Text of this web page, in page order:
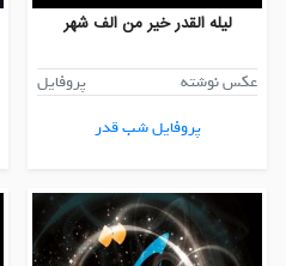
لیله القدر خیر من الف شهر
عکس نوشته
پروفایل
پروفایل شب قدر